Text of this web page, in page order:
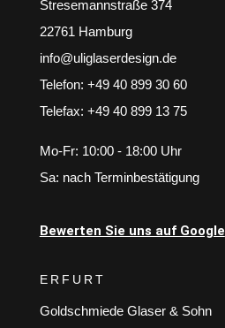
Stresemannstraße 374
22761 Hamburg
info@uliglaserdesign.de
Telefon: +49 40 899 30 60
Telefax: +49 40 899 13 75
Mo-Fr: 10:00 - 18:00 Uhr
Sa: nach Terminbestätigung
Bewerten Sie uns auf Google
ERFURT
Goldschmiede Glaser & Sohn